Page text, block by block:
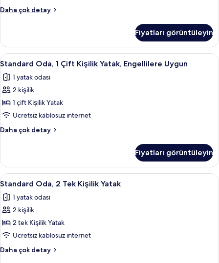
için
görün
Daha çok detay
Standard
Kişilik
Yatak
ve
hakkında
daha
detay
Fiyatları görüntüleyin
Standard
Oda,
Çift
Kişilik
Yatak,
Engellilere
Uygun
tüm
fotoğrafları
görün
Standard Oda, 1 Çift Kişilik Yatak,
5
Standard Oda, 1 Çift Kişilik Yatak, Engellilere Uygun
1 yatak odası
2 kişilik
1 çift Kişilik Yatak
Ücretsiz kablosuz internet
Daha çok detay
Standard
Kişilik
Yatak,
Engellilere
hakkında
daha
detay
Fiyatları görüntüleyin
Standard
Oda,
2
Tek
Kişilik
Yatak
için
tüm
Masa, güneşlik/perde, ütü/ütü
5
Standard Oda, 2 Tek Kişilik Yatak
1 yatak odası
2 kişilik
2 tek Kişilik Yatak
Ücretsiz kablosuz internet
Daha çok detay
Standard